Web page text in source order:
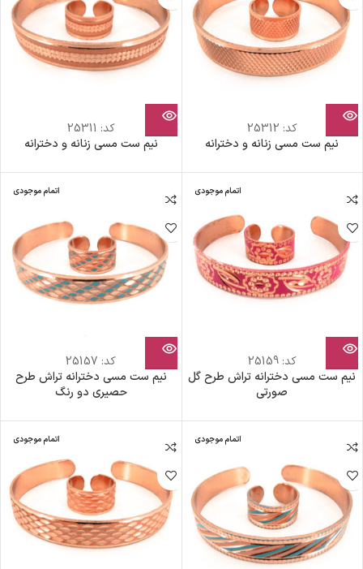
کد: 25312
نیم ست مسی زنانه و دخترانه
کد: 25311
نیم ست مسی زنانه و دخترانه
اتمام موجودی
کد:25159
نیم ست مسی دخترانه تراش طرح گل
صورتی
اتمام موجودی
کد: 25157
نیم ست مسی دخترانه تراش طرح
حصیری دو رنگ
اتمام موجودی اتمام موجودی